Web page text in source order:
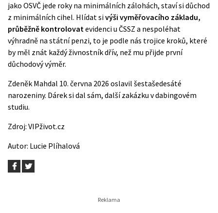
jako OSVČ jede roky na minimálních zálohách, staví si důchod
z minimálních cihel. Hlídat sivýši vyměřovacího základu,
průběžně kontrolovatevidenci u ČSSZ a nespoléhat
výhradně na státní penzi, to je podle nás trojice kroků, které
by měl znát každý živnostník dřív, než mu přijde první
důchodový výměr.
Zdeněk Mahdal 10. června 2026 oslavil šestašedesáté
narozeniny. Dárek si dal sám, další zakázku v dabingovém
studiu.
Zdroj: VIPživot.cz
Autor: Lucie Plíhalová